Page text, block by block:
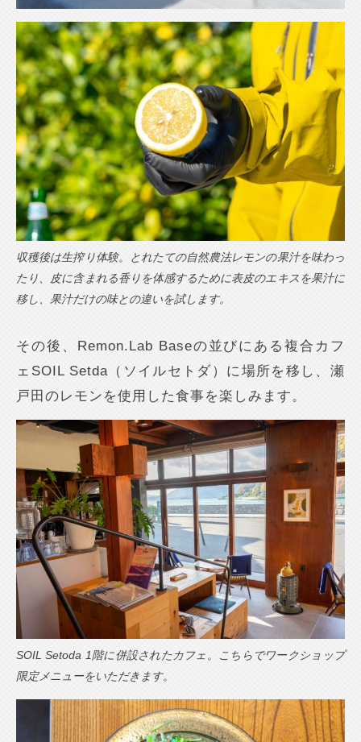
収穫後は生搾り体験。とれたての自然農法レモンの果汁を味わっ
たり、皮に含まれる香りを体感するために表皮のエキスを果汁に
移し、果汁だけの味との違いを試します。
その後、Remon.Lab Baseの並びにある複合カフ
ェSOIL Setda（ソイルセトダ）に場所を移し、瀬
戸田のレモンを使用した食事を楽しみます。
SOIL Setoda 1階に併設されたカフェ。こちらでワークショップ
限定メニューをいただきます。